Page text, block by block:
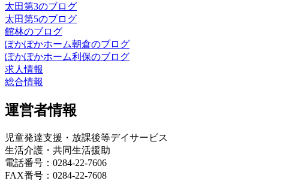
太田第3のブログ
太田第5のブログ
館林のブログ
ぽかぽかホーム朝倉のブログ
ぽかぽかホーム利保のブログ
求人情報
総合情報
運営者情報
児童発達支援・放課後等デイサービス
生活介護・共同生活援助
電話番号：0284-22-7606
FAX番号：0284-22-7608